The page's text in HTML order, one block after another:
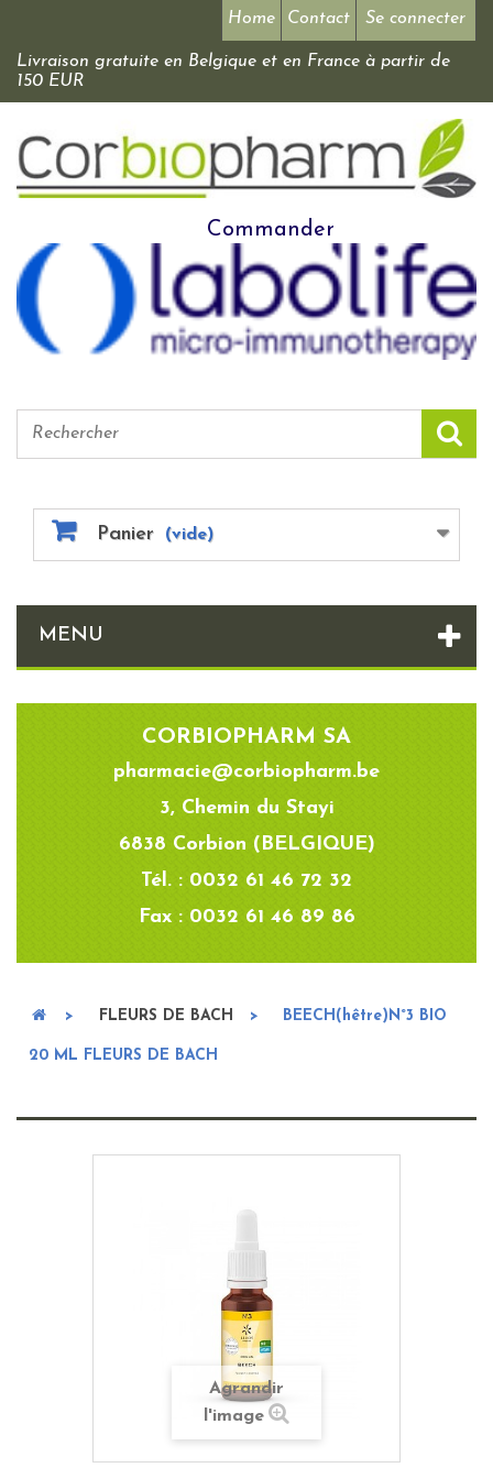
Se connecter
Home Contact
Livraison gratuite en Belgique et en France à partir de
150 EUR
Commander
Panier (vide)
MENU
CORBIOPHARM SA
pharmacie@corbiopharm.be
3, Chemin du Stayi
6838 Corbion (BELGIQUE)
Tél. : 0032 61 46 72 32
Fax : 0032 61 46 89 86
> FLEURS DE BACH > BEECH(hêtre)N°3 BIO
20 ML FLEURS DE BACH
Agrandir
l'image